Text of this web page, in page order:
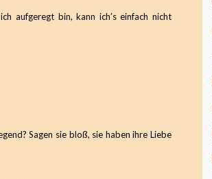
aufgeregt bin, kann ich’s einfach nicht
Sagen sie bloß, sie haben ihre Liebe